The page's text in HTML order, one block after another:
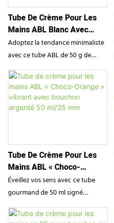
et digne d'un cadeau.
une douce teinte violette mate à
un élégant bouchon sphérique
assorti. Doté d'un embout doseur
de précision et d'une sérigraphie
nette, il représente le choix idéal
pour les marques de cosmétiques
de luxe souhaitant allier design
artistique et fonctionnel.
Tube De Crème Pour Les
Mains ABL Blanc Avec
Impression Verticale
Minimaliste 50 G 30 Mm
Adoptez la tendance minimaliste
avec ce tube ABL de 50 g de
SampoX. Spécialement conçu
pour les crèmes pour les mains
parfumées, il allie une structure
en aluminium haute barrière
tube arbore une impression
offset verticale nette et un
bouchon à vis blanc assorti,
créant un look monochrome
sophistiqué qui séduira les
adeptes d'un style de vie raffiné.
Tube De Crème Pour Les
Mains ABL « Choco-
Orange » Vibrant Avec
Bouchon Argenté
Éveillez vos sens avec ce tube
gourmand de 50 ml signé
SampoX. Orné d'une impression
haute définition qui capture à